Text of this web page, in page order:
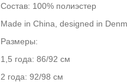
Состав: 100% полиэстер
Made in China, designed in
Размеры:
1,5 года: 86/92 см
2 года: 92/98 см